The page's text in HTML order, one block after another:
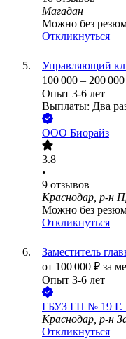
Магадан
Можно без
Откликнуться
Управляющий
100 000 – 200 000
Опыт 3-6 лет
Выплаты: Два
ООО Биорайз
3.8
•
9 отзывов
Краснодар, р-н
Можно без
Откликнуться
Заместитель
от 100 000 ₽ за
Опыт 3-6 лет
ГБУЗ ГП № 19
Краснодар, р-н
Откликнуться